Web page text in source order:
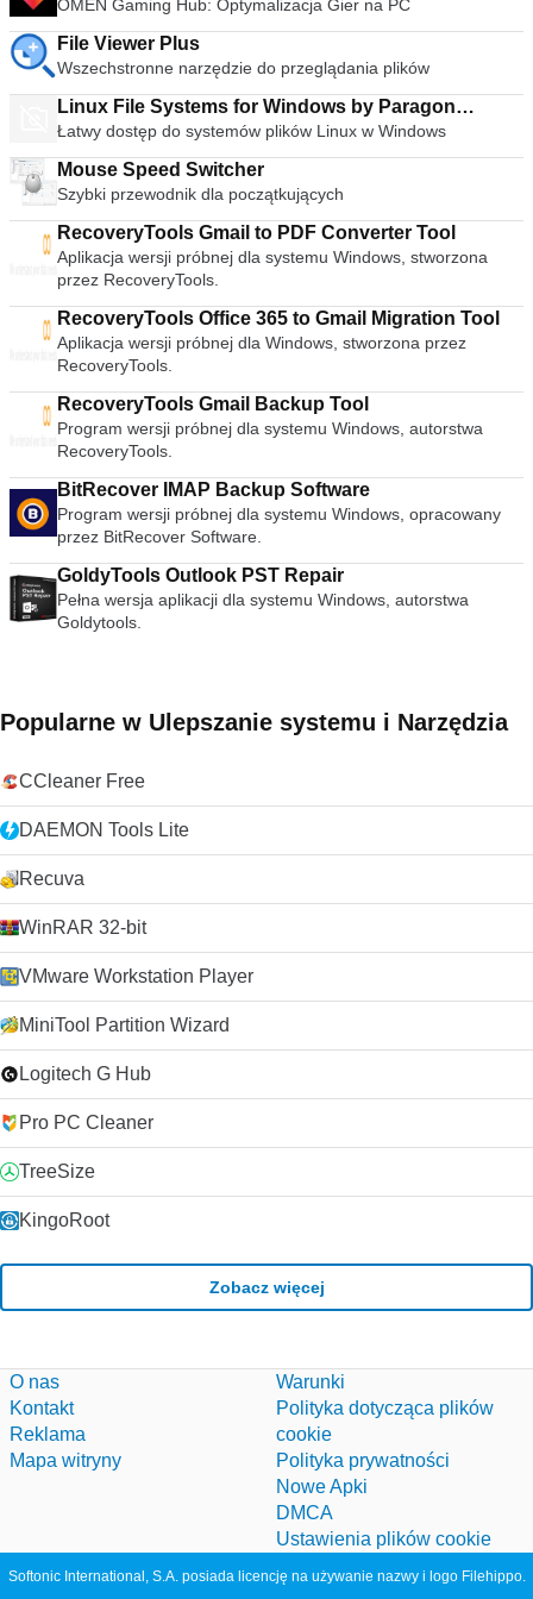
synchronizacji, w tym korektorem graficznym z wieloma
ustawieniami wstępnymi, nakładkami, efektami specjalnymi,
dostosowywanymi ustawieniami kompresji zakresu. Możesz
nawet dodawać napisy do filmów, dodając plik SRT do folderu
wideo. streszczenie VLC Media Player to po prostu
najbardziej wszechstronny, stabilny i wysokiej jakości
darmowy odtwarzacz multimediów. Słusznie dominuje na
rynku bezpłatnych odtwarzaczy multimedialnych od ponad 10
ciągłemu rozwojowi i ulepszaniu przez VideoLAN Org.
Szukasz VLC Media Player w wersji dla komputerów Mac?
Pobierz tutaj
Dansk, Deutsch, English, Español, Français, Hrvatski,
Italiano, Latviešu, Lietuviu, Magyar, Nederlands, Norsk,
Polski, Português, Português do Brasil, Româna, Slovensky,
Slovenšcina, Srpski, Suomi, Svenska i Türkçe.
OMEN Gaming Hub: Optymalizacja Gier na PC
File Viewer Plus
Wszechstronne narzędzie do przeglądania plików
Linux File Systems for Windows by Paragon
Software
Łatwy dostęp do systemów plików Linux w Windows
Mouse Speed Switcher
Szybki przewodnik dla początkujących
RecoveryTools Gmail to PDF Converter Tool
Aplikacja wersji próbnej dla systemu Windows, stworzona
przez RecoveryTools.
RecoveryTools Office 365 to Gmail Migration Tool
Aplikacja wersji próbnej dla Windows, stworzona przez
RecoveryTools.
RecoveryTools Gmail Backup Tool
Program wersji próbnej dla systemu Windows, autorstwa
RecoveryTools.
BitRecover IMAP Backup Software
Program wersji próbnej dla systemu Windows, opracowany
przez BitRecover Software.
GoldyTools Outlook PST Repair
Pełna wersja aplikacji dla systemu Windows, autorstwa
Goldytools.
Popularne w Ulepszanie systemu i Narzędzia
CCleaner Free
DAEMON Tools Lite
Recuva
WinRAR 32-bit
VMware Workstation Player
MiniTool Partition Wizard
Logitech G Hub
Pro PC Cleaner
TreeSize
KingoRoot
Zobacz więcej
O nas
Kontakt
Reklama
Mapa witryny
Warunki
Polityka dotycząca plików
cookie
Polityka prywatności
Nowe Apki
DMCA
Ustawienia plików cookie
Softonic International, S.A. posiada licencję na używanie nazwy i logo Filehippo.